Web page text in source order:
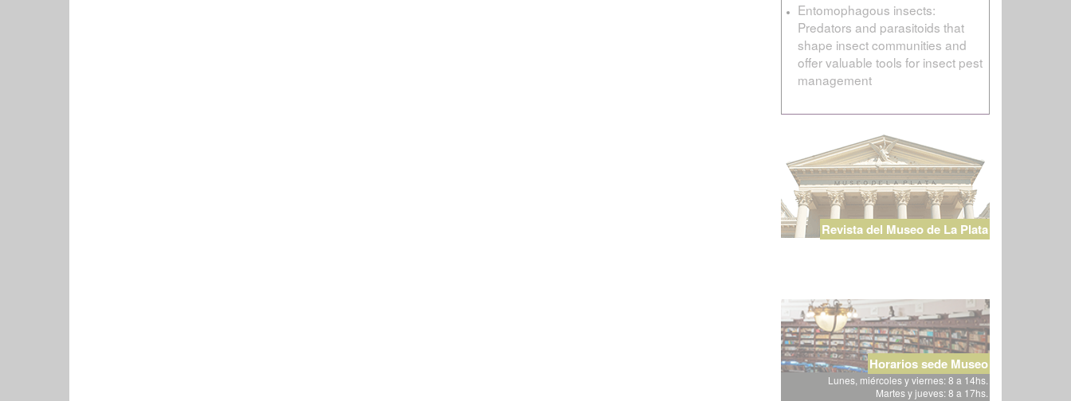
Entomophagous insects:
Predators and parasitoids that
shape insect communities and
offer valuable tools for insect pest
management
Revista del Museo de La Plata
Horarios sede Museo
Lunes, miércoles y viernes: 8 a 14hs.
Martes y jueves: 8 a 17hs.